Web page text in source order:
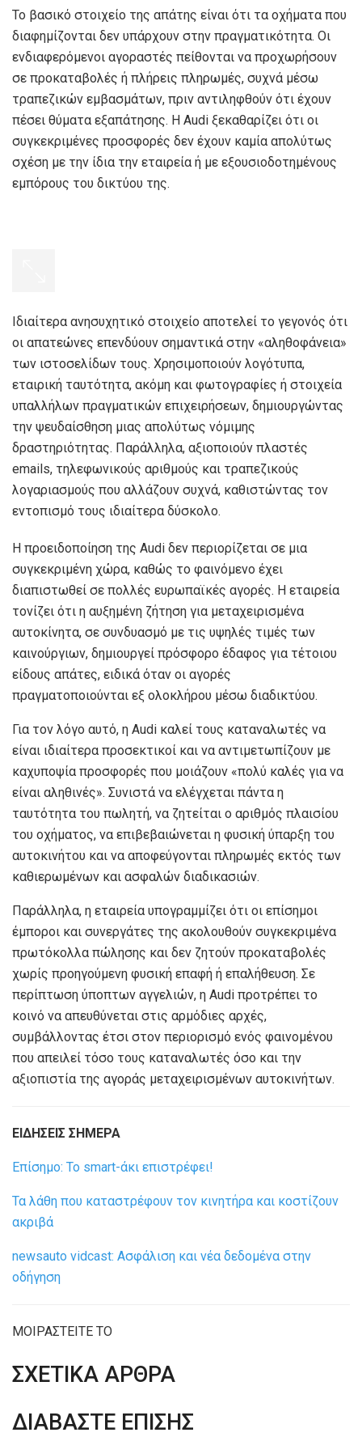
Το βασικό στοιχείο της απάτης είναι ότι τα οχήματα που
διαφημίζονται δεν υπάρχουν στην πραγματικότητα. Οι
ενδιαφερόμενοι αγοραστές πείθονται να προχωρήσουν
σε προκαταβολές ή πλήρεις πληρωμές, συχνά μέσω
τραπεζικών εμβασμάτων, πριν αντιληφθούν ότι έχουν
πέσει θύματα εξαπάτησης. Η Audi ξεκαθαρίζει ότι οι
συγκεκριμένες προσφορές δεν έχουν καμία απολύτως
σχέση με την ίδια την εταιρεία ή με εξουσιοδοτημένους
εμπόρους του δικτύου της.
Ιδιαίτερα ανησυχητικό στοιχείο αποτελεί το γεγονός ότι
οι απατεώνες επενδύουν σημαντικά στην «αληθοφάνεια»
των ιστοσελίδων τους. Χρησιμοποιούν λογότυπα,
εταιρική ταυτότητα, ακόμη και φωτογραφίες ή στοιχεία
υπαλλήλων πραγματικών επιχειρήσεων, δημιουργώντας
την ψευδαίσθηση μιας απολύτως νόμιμης
δραστηριότητας. Παράλληλα, αξιοποιούν πλαστές
emails, τηλεφωνικούς αριθμούς και τραπεζικούς
λογαριασμούς που αλλάζουν συχνά, καθιστώντας τον
εντοπισμό τους ιδιαίτερα δύσκολο.
Η προειδοποίηση της Audi δεν περιορίζεται σε μια
συγκεκριμένη χώρα, καθώς το φαινόμενο έχει
διαπιστωθεί σε πολλές ευρωπαϊκές αγορές. Η εταιρεία
τονίζει ότι η αυξημένη ζήτηση για μεταχειρισμένα
αυτοκίνητα, σε συνδυασμό με τις υψηλές τιμές των
καινούργιων, δημιουργεί πρόσφορο έδαφος για τέτοιου
είδους απάτες, ειδικά όταν οι αγορές
πραγματοποιούνται εξ ολοκλήρου μέσω διαδικτύου.
Για τον λόγο αυτό, η Audi καλεί τους καταναλωτές να
είναι ιδιαίτερα προσεκτικοί και να αντιμετωπίζουν με
καχυποψία προσφορές που μοιάζουν «πολύ καλές για να
είναι αληθινές». Συνιστά να ελέγχεται πάντα η
ταυτότητα του πωλητή, να ζητείται ο αριθμός πλαισίου
του οχήματος, να επιβεβαιώνεται η φυσική ύπαρξη του
αυτοκινήτου και να αποφεύγονται πληρωμές εκτός των
καθιερωμένων και ασφαλών διαδικασιών.
Παράλληλα, η εταιρεία υπογραμμίζει ότι οι επίσημοι
έμποροι και συνεργάτες της ακολουθούν συγκεκριμένα
πρωτόκολλα πώλησης και δεν ζητούν προκαταβολές
χωρίς προηγούμενη φυσική επαφή ή επαλήθευση. Σε
περίπτωση ύποπτων αγγελιών, η Audi προτρέπει το
κοινό να απευθύνεται στις αρμόδιες αρχές,
συμβάλλοντας έτσι στον περιορισμό ενός φαινομένου
που απειλεί τόσο τους καταναλωτές όσο και την
αξιοπιστία της αγοράς μεταχειρισμένων αυτοκινήτων.
ΕΙΔΗΣΕΙΣ ΣΗΜΕΡΑ
Επίσημο: Το smart-άκι επιστρέφει!
Τα λάθη που καταστρέφουν τον κινητήρα και κοστίζουν
ακριβά
newsauto vidcast: Ασφάλιση και νέα δεδομένα στην
οδήγηση
ΜΟΙΡΑΣΤΕΙΤΕ ΤΟ
ΣΧΕΤΙΚΑ ΑΡΘΡΑ
ΔΙΑΒΑΣΤΕ ΕΠΙΣΗΣ